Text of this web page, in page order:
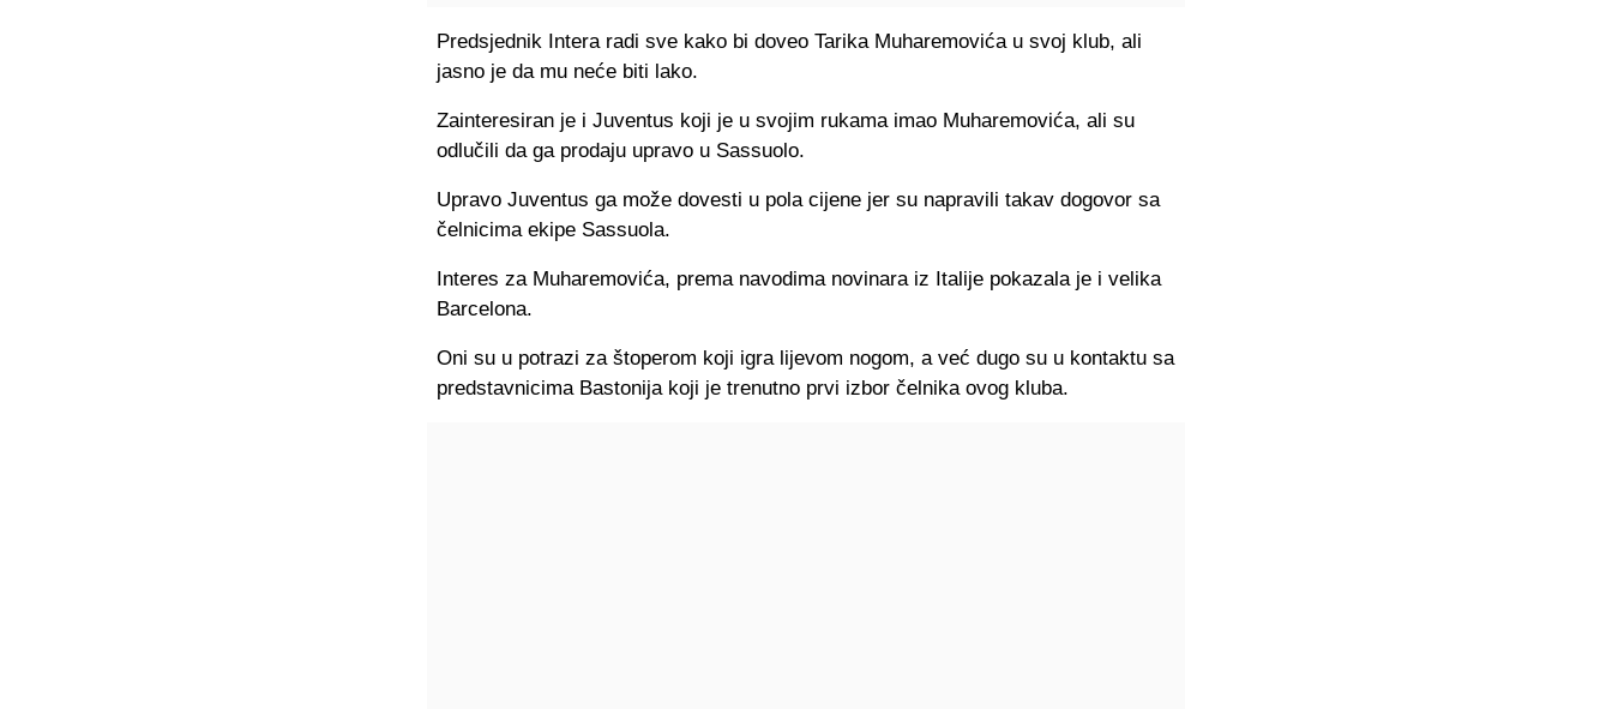
Predsjednik Intera radi sve kako bi doveo Tarika Muharemovića u svoj klub, ali
jasno je da mu neće biti lako.
Zainteresiran je i Juventus koji je u svojim rukama imao Muharemovića, ali su
odlučili da ga prodaju upravo u Sassuolo.
Upravo Juventus ga može dovesti u pola cijene jer su napravili takav dogovor sa
čelnicima ekipe Sassuola.
Interes za Muharemovića, prema navodima novinara iz Italije pokazala je i velika
Barcelona.
Oni su u potrazi za štoperom koji igra lijevom nogom, a već dugo su u kontaktu sa
predstavnicima Bastonija koji je trenutno prvi izbor čelnika ovog kluba.